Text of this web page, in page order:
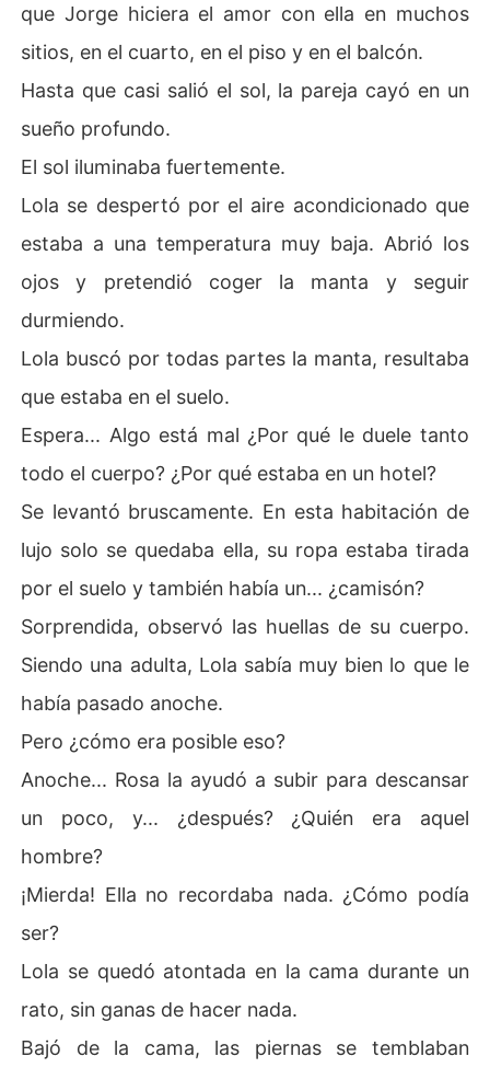
que Jorge hiciera el amor con ella en muchos
sitios, en el cuarto, en el piso y en el balcón.
Hasta que casi salió el sol, la pareja cayó en un
sueño profundo.
El sol iluminaba fuertemente.
Lola se despertó por el aire acondicionado que
estaba a una temperatura muy baja. Abrió los
ojos y pretendió coger la manta y seguir
durmiendo.
Lola buscó por todas partes la manta, resultaba
que estaba en el suelo.
Espera... Algo está mal ¿Por qué le duele tanto
todo el cuerpo? ¿Por qué estaba en un hotel?
Se levantó bruscamente. En esta habitación de
lujo solo se quedaba ella, su ropa estaba tirada
por el suelo y también había un... ¿camisón?
Sorprendida, observó las huellas de su cuerpo.
Siendo una adulta, Lola sabía muy bien lo que le
había pasado anoche.
Pero ¿cómo era posible eso?
Anoche... Rosa la ayudó a subir para descansar
un poco, y... ¿después? ¿Quién era aquel
hombre?
¡Mierda! Ella no recordaba nada. ¿Cómo podía
ser?
Lola se quedó atontada en la cama durante un
rato, sin ganas de hacer nada.
Bajó de la cama, las piernas se temblaban